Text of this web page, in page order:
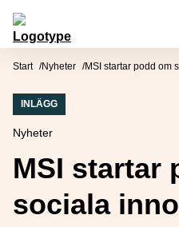
Hoppa till innehåll
Mötesplatsen Social
Start Nyheter MSI startar podd om
INLÄGG
Nyheter
MSI startar
sociala